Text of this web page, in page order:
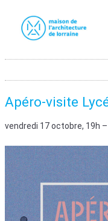
La maison
Apéro-visite
vendredi 17 octobre, 19h